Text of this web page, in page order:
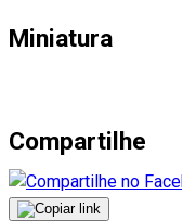
Miniatura
Compartilhe